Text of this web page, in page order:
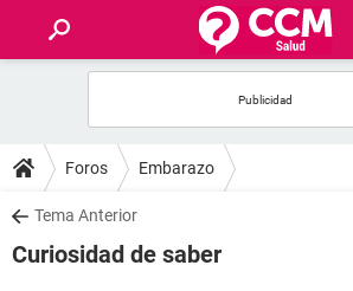
FOROS
SALUD
Foros Embarazo
Tema Anterior
Curiosidad de saber